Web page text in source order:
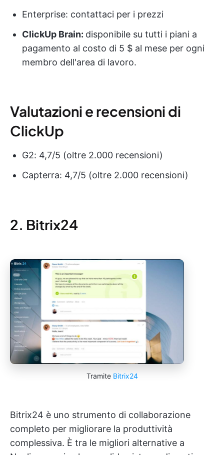
Enterprise: contattaci per i prezzi
ClickUp Brain: disponibile su tutti i piani a
pagamento al costo di 5 $ al mese per ogni
membro dell'area di lavoro.
Valutazioni e recensioni di
ClickUp
G2: 4,7/5 (oltre 2.000 recensioni)
Capterra: 4,7/5 (oltre 2.000 recensioni)
2. Bitrix24
Tramite Bitrix24
Bitrix24 è uno strumento di collaborazione
completo per migliorare la produttività
complessiva. È tra le migliori alternative a